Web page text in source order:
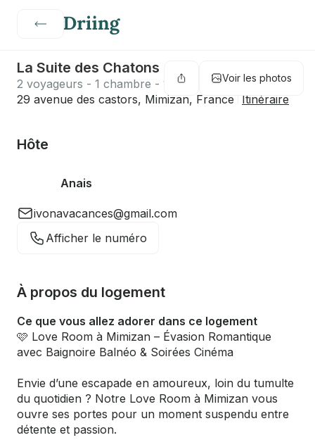
Voir les photos
La Suite des Chatons
2 voyageurs - 1 chambre - 1 lit - 1 salle de bain
29 avenue des castors, Mimizan, France
Itinéraire
Hôte
Anais
ivonavacances@gmail.com
Afficher le numéro
À propos du logement
Ce que vous allez adorer dans ce logement
🩷 Love Room à Mimizan – Évasion Romantique
avec Baignoire Balnéo & Soirées Cinéma
Envie d’une escapade en amoureux, loin du tumulte
du quotidien ? Notre Love Room à Mimizan vous
ouvre ses portes pour un moment suspendu entre
détente et passion.